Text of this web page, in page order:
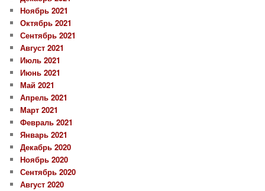
Ноябрь 2021
Октябрь 2021
Сентябрь 2021
Август 2021
Июль 2021
Июнь 2021
Май 2021
Апрель 2021
Март 2021
Февраль 2021
Январь 2021
Декабрь 2020
Ноябрь 2020
Сентябрь 2020
Август 2020